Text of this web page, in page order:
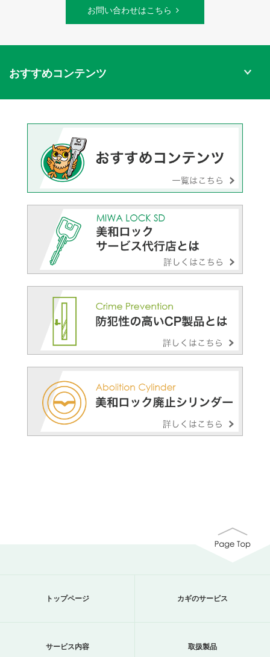
お問い合わせはこちら
おすすめコンテンツ
トップページ カギのサービス
サービス内容 取扱製品